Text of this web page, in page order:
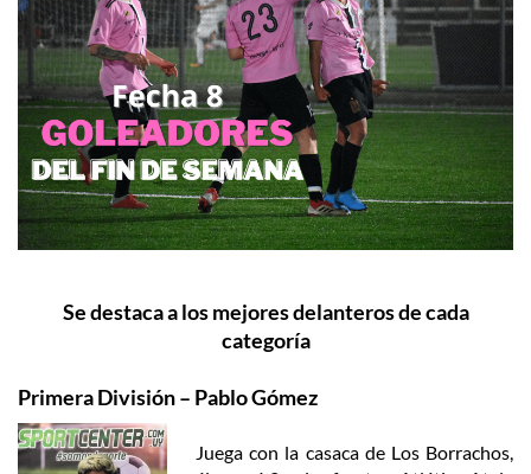
Se destaca a los mejores delanteros de cada
categoría
Primera División – Pablo Gómez
Juega con la casaca de Los Borrachos,